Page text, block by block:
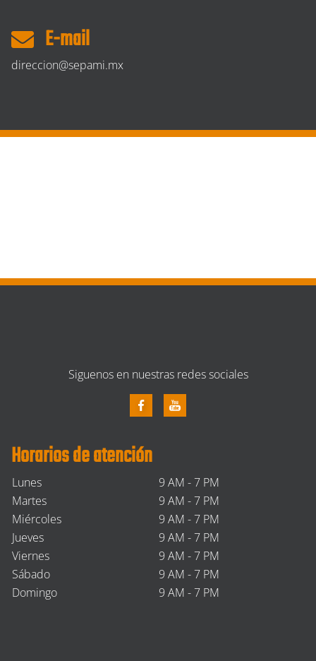
E-mail
direccion@sepami.mx
Siguenos en nuestras redes sociales
Horarios de atención
Lunes
9 AM - 7 PM
Martes
9 AM - 7 PM
Miércoles
9 AM - 7 PM
Jueves
9 AM - 7 PM
Viernes
9 AM - 7 PM
Sábado
9 AM - 7 PM
Domingo
9 AM - 7 PM